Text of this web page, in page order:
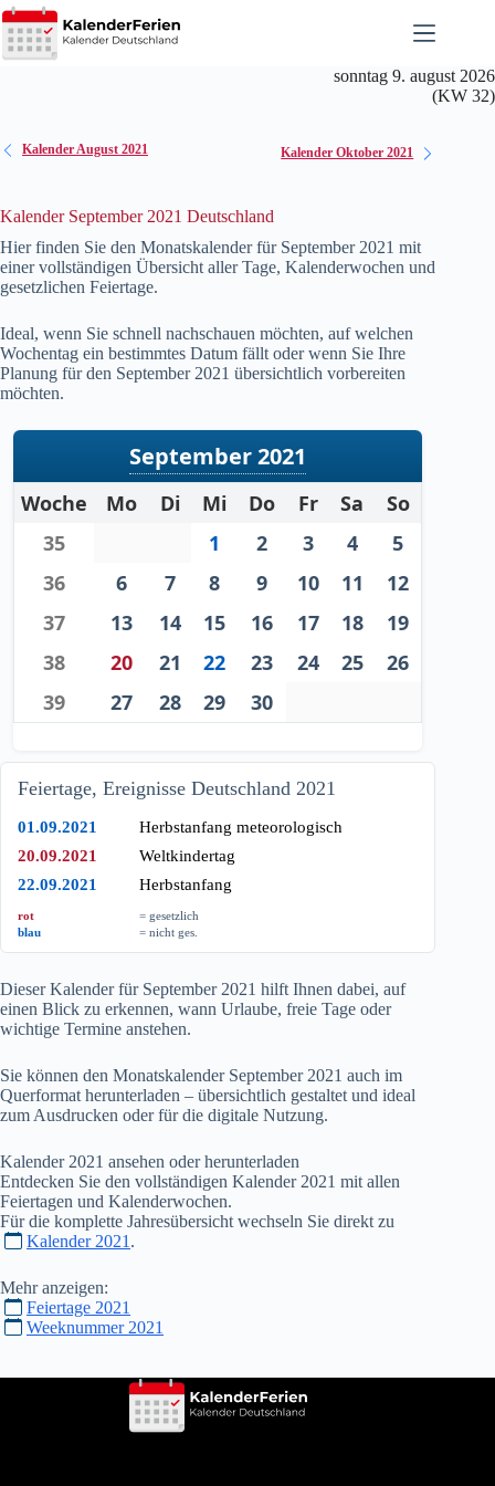
Zum
Inhalt
springen
sonntag 9. august 2026
(KW 32)
Kalender August 2021 Kalender Oktober 2021
Kalender September 2021 Deutschland
Hier finden Sie den Monatskalender für September 2021 mit
einer vollständigen Übersicht aller Tage, Kalenderwochen und
gesetzlichen Feiertage.
Ideal, wenn Sie schnell nachschauen möchten, auf welchen
Wochentag ein bestimmtes Datum fällt oder wenn Sie Ihre
Planung für den September 2021 übersichtlich vorbereiten
möchten.
September 2021
Woche Mo Di Mi Do Fr Sa
So
35
1 2 3 4
5
36
6 7 8 9 10 11
12
37
13 14 15 16 17 18
19
38
20 21 22 23 24 25
26
39
27 28 29 30
Feiertage, Ereignisse Deutschland 2021
01.09.2021
Herbstanfang meteorologisch
20.09.2021
Weltkindertag
22.09.2021
Herbstanfang
rot
= gesetzlich
blau
= nicht ges.
Dieser Kalender für September 2021 hilft Ihnen dabei, auf
einen Blick zu erkennen, wann Urlaube, freie Tage oder
wichtige Termine anstehen.
Sie können den Monatskalender September 2021 auch im
Querformat herunterladen – übersichtlich gestaltet und ideal
zum Ausdrucken oder für die digitale Nutzung.
Kalender 2021 ansehen oder herunterladen
Entdecken Sie den vollständigen Kalender 2021 mit allen
Feiertagen und Kalenderwochen.
Für die komplette Jahresübersicht wechseln Sie direkt zu
Kalender 2021 .
Mehr anzeigen:
Feiertage 2021
Weeknummer 2021